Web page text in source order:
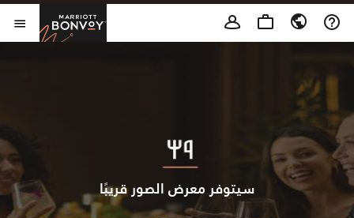
Skip to Content
سيتوفر معرض الصور قريبًا